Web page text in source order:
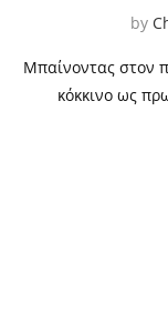
by
Μπαίνοντας στον
κόκκινο ως